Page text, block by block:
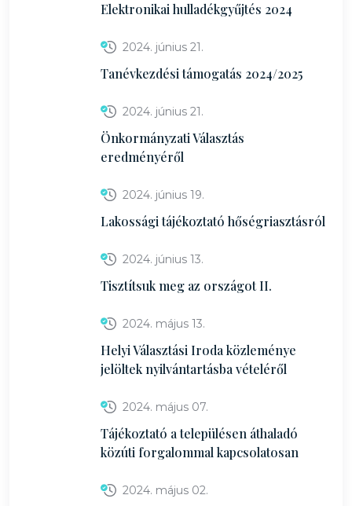
Elektronikai hulladékgyűjtés 2024
2024. június 21.
Tanévkezdési támogatás 2024/2025
2024. június 21.
Önkormányzati Választás
eredményéről
2024. június 19.
Lakossági tájékoztató hőségriasztásról
2024. június 13.
Tisztítsuk meg az országot II.
2024. május 13.
Helyi Választási Iroda közleménye
jelöltek nyilvántartásba vételéről
2024. május 07.
Tájékoztató a településen áthaladó
közúti forgalommal kapcsolatosan
2024. május 02.